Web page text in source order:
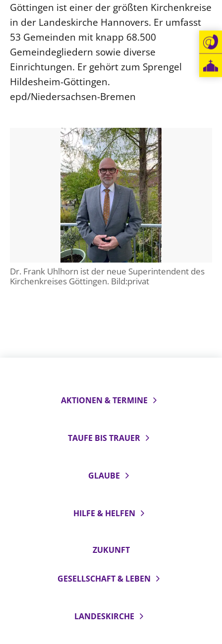
Göttingen ist einer der größten Kirchenkreise
in der Landeskirche Hannovers. Er umfasst
53 Gemeinden mit knapp 68.500
Gemeindegliedern sowie diverse
Einrichtungen. Er gehört zum Sprengel
Hildesheim-Göttingen.
epd/Niedersachsen-Bremen
Dr. Frank Uhlhorn ist der neue Superintendent des
Kirchenkreises Göttingen. Bild:privat
AKTIONEN & TERMINE
TAUFE BIS TRAUER
GLAUBE
HILFE & HELFEN
ZUKUNFT
GESELLSCHAFT & LEBEN
LANDESKIRCHE
Ephoralbüro
Finanzplanung
Fundraising
IT-Service
Corporate Design
Interventionsplan
Kirchliches Amtsblatt
Kirchliche Verwaltung
Klimaschutzgesetz
Kunstreferat
Öffentlichkeitsarbeit
Personalausschuss
Projektmanagement
Terminstundenplaner